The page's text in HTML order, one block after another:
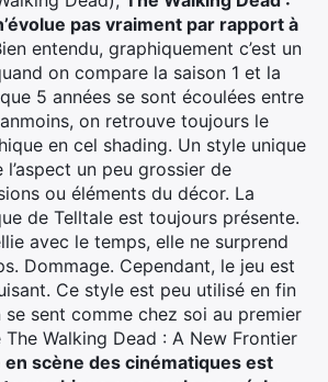
pas vraiment par rapport à
entendu, graphiquement c’est un
on compare la saison 1 et la
5 années se sont écoulées entre
on retrouve toujours le
en cel shading. Un style unique
un peu grossier de
ou éléments du décor. La
de Telltale est toujours présente.
avec le temps, elle ne surprend
Dommage. Cependant, le jeu est
Ce style est peu utilisé en fin
sent comme chez soi au premier
Walking Dead : A New Frontier
en scène des cinématiques est